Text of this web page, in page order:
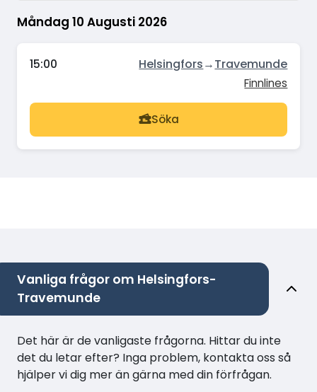
Måndag 10 Augusti 2026
15:00 Helsingfors→Travemunde
Finnlines
Söka
Vanliga frågor om Helsingfors-
Travemunde
Det här är de vanligaste frågorna. Hittar du inte
det du letar efter? Inga problem, kontakta oss så
hjälper vi dig mer än gärna med din förfrågan.